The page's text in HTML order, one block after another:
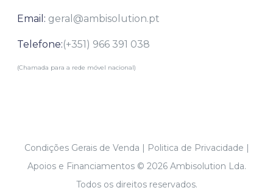
Email: geral@ambisolution.pt
Telefone:(+351) 966 391 038
(Chamada para a rede móvel nacional)
Condições Gerais de Venda | Politica de Privacidade |
Apoios e Financiamentos© 2026 Ambisolution Lda.
Todos os direitos reservados.